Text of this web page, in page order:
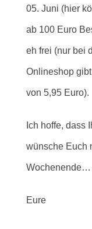
05. Juni (hier
ab 100 Euro
eh frei (nur bei
Onlineshop
von 5,95 Euro).
Ich hoffe, dass
wünsche Euch
Wochenende…
Eure